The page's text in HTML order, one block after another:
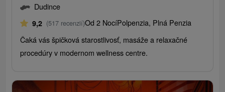
Dudince
9,2 (517 recenzií)Od 2 NocíPolpenzia, Plná Penzia
Čaká vás špičková starostlivosť, masáže a relaxačné
procedúry v modernom wellness centre.